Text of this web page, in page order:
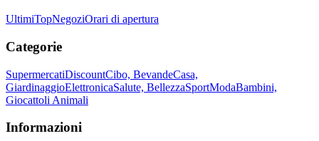
UltimiTopNegoziOrari di apertura
Categorie
SupermercatiDiscountCibo, BevandeCasa,
GiardinaggioElettronicaSalute, BellezzaSportModaBambini,
Giocattoli Animali
Informazioni